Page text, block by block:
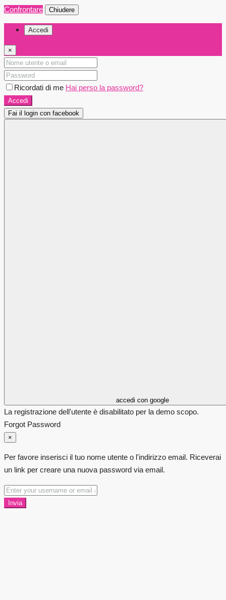
Confrontare Chiudere
Accedi
×
Ricordati di me Hai perso la password?
Accedi
Fai il login con facebook
accedi con google
La registrazione dell'utente è disabilitato per la demo scopo.
Forgot Password
×
Per favore inserisci il tuo nome utente o l'indirizzo email. Riceverai
un link per creare una nuova password via email.
Invia